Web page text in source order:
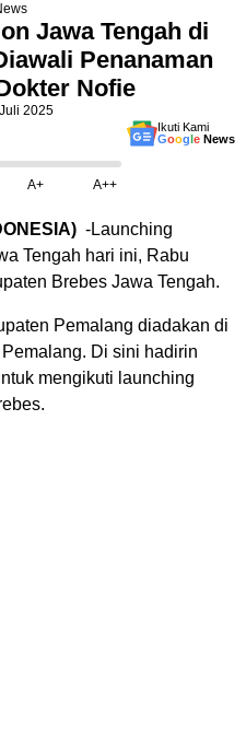
Jawa Tengah di
Penanaman
Nofie
2025
Ikuti Kami
Google News
A+ A++
-Launching
Tengah hari ini, Rabu
Brebes Jawa Tengah.
Pemalang diadakan di
Di sini hadirin
mengikuti launching